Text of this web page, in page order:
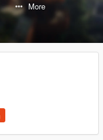
More